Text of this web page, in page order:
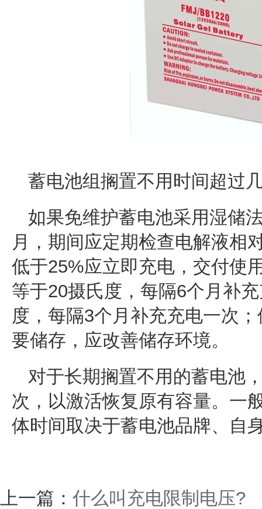
蓄电池组搁置不用时间超过
如果免维护蓄电池采用湿储
月，期间应定期检查电解液相
低于25%应立即充电，交付使
等于20摄氏度，每隔6个月补
度，每隔3个月补充充电一次
要储存，应改善储存环境。
对于长期搁置不用的蓄电池
次，以激活恢复原有容量。一
体时间取决于蓄电池品牌、自
上一篇： 什么叫充电限制电压?